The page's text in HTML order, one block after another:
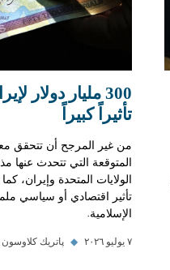
300 مليار دولار
تأثيراً كبيراً
من غير المرجح أن تتحقق
المتوقعة التي تتحدث عنها
الولايات المتحدة وإيران،
تأثير اقتصادي أو سياسي
الإسلامية.
٧ يوليو ٢٠٢٦ ◆ پاتريك كلاوسون